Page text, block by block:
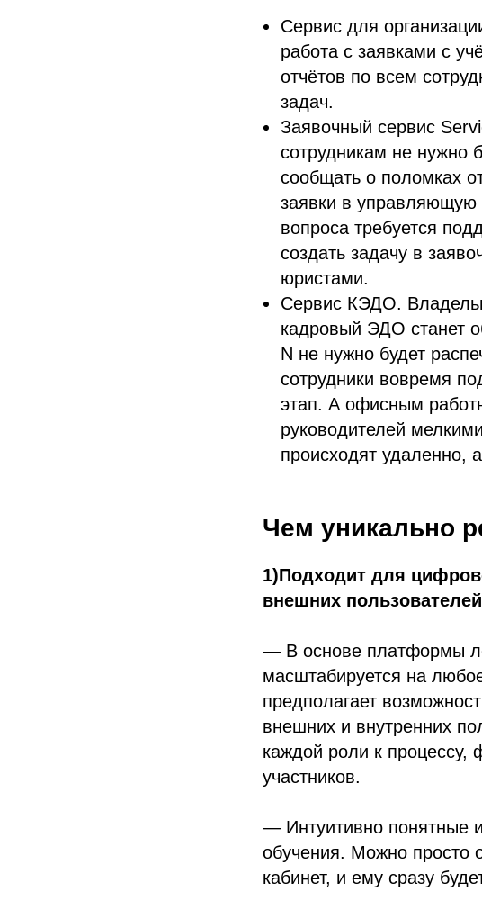
Сервис для
работа с заявками с
отчётов по всем
задач.
Заявочный сервис
сотрудникам не нужно
сообщать о поломках
заявки в управляющую
вопроса требуется
создать задачу в
юристами.
Сервис КЭДО.
кадровый ЭДО станет
N не нужно будет
сотрудники вовремя
этап. А офисным
руководителей
происходят удаленно,
Чем уникально
1)Подходит для
внешних
— В основе платформы
масштабируется на
предполагает
внешних и внутренних
каждой роли к процессу,
участников.
— Интуитивно понятные
обучения. Можно просто
кабинет, и ему сразу